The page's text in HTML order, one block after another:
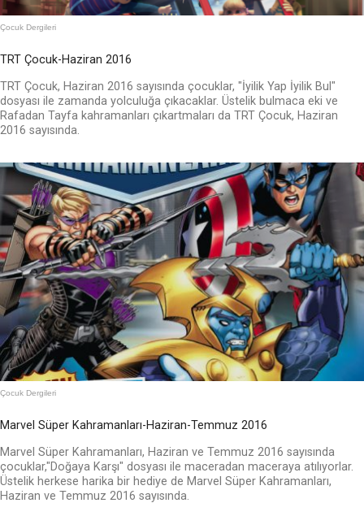
Çocuk Dergileri
TRT Çocuk-Haziran 2016
TRT Çocuk, Haziran 2016 sayısında çocuklar, "İyilik Yap İyilik Bul"
dosyası ile zamanda yolculuğa çıkacaklar. Üstelik bulmaca eki ve
Rafadan Tayfa kahramanları çıkartmaları da TRT Çocuk, Haziran
2016 sayısında.
Çocuk Dergileri
Marvel Süper Kahramanları-Haziran-Temmuz 2016
Marvel Süper Kahramanları, Haziran ve Temmuz 2016 sayısında
çocuklar,"Doğaya Karşı" dosyası ile maceradan maceraya atılıyorlar.
Üstelik herkese harika bir hediye de Marvel Süper Kahramanları,
Haziran ve Temmuz 2016 sayısında.